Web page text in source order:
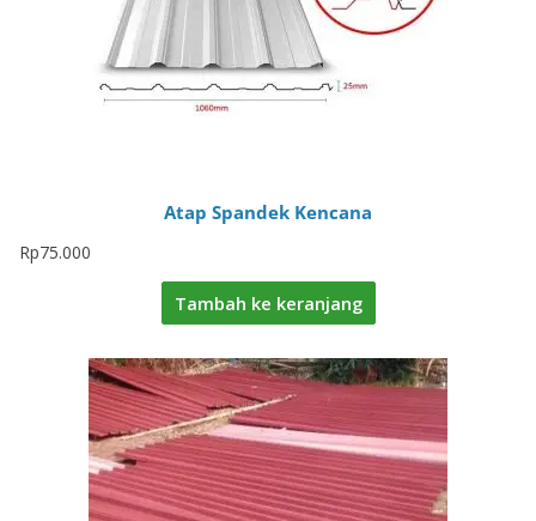
Atap Spandek Kencana
Rp75.000
Tambah ke keranjang